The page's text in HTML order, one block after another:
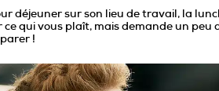
déjeuner sur son lieu de travail, la
qui vous plaît, mais demande un peu
!